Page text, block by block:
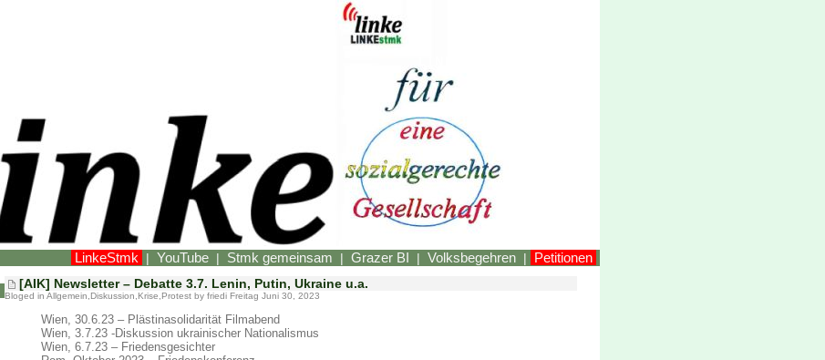
LinkeStmk | YouTube | Stmk gemeinsam | Grazer BI | Volksbegehren | Petitionen
[AIK] Newsletter – Debatte 3.7. Lenin, Putin, Ukraine u.a.
Bloged in Allgemein Diskussion Krise Protest by friedi Freitag Juni 30, 2023
Wien, 30.6.23 – Plästinasolidarität Filmabend
Wien, 3.7.23 -Diskussion ukrainischer Nationalismus
Wien, 6.7.23 – Friedensgesichter